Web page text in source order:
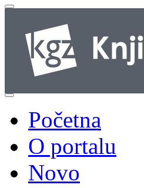
Početna
O portalu
Novo